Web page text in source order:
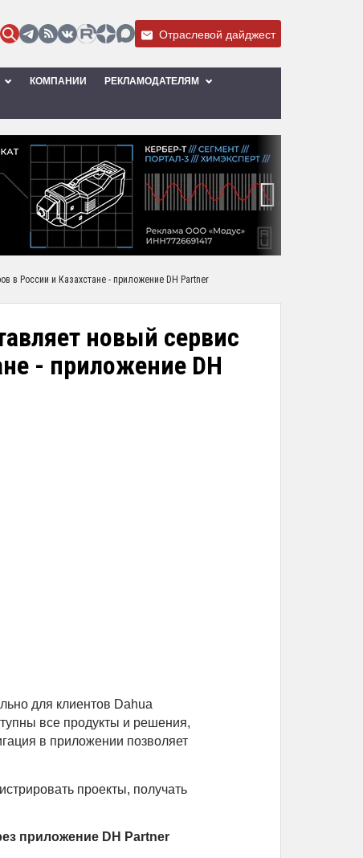
Отраслевой дайджест
КОМПАНИИ
РЕКЛАМОДАТЕЛЯМ
в России и Казахстане - приложение DH Partner
новый сервис
- приложение DH
для клиентов Dahua
все продукты и решения,
в приложении позволяет
проекты, получать
приложение DH Partner